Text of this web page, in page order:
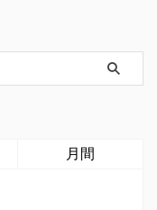
月間